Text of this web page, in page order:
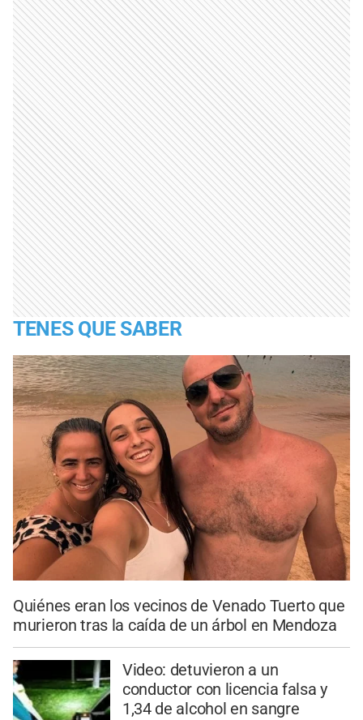
TENES QUE SABER
Quiénes eran los vecinos de Venado Tuerto que
murieron tras la caída de un árbol en Mendoza
Video: detuvieron a un
conductor con licencia falsa y
1,34 de alcohol en sangre